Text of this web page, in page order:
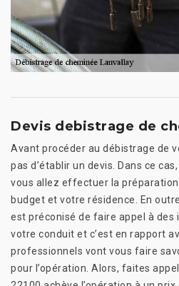
Devis debistrage de
Avant procéder au débistrage de
pas d’établir un devis. Dans ce
vous allez effectuer la
budget et votre résidence. En
est préconisé de faire appel à
votre conduit et c’est en rapport
professionnels vont vous faire
pour l’opération. Alors, faites